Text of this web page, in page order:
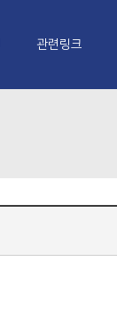
관련링크